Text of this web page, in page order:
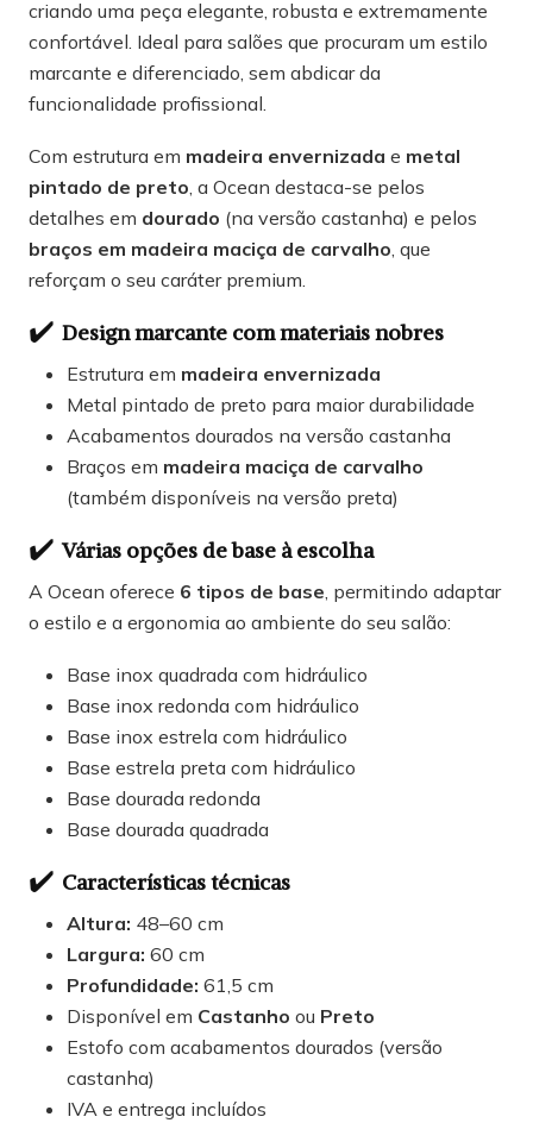
criando uma peça elegante, robusta e extremamente
confortável. Ideal para salões que procuram um estilo
marcante e diferenciado, sem abdicar da
funcionalidade profissional.
Com estrutura em madeira envernizada e metal
pintado de preto, a Ocean destaca-se pelos
detalhes em dourado (na versão castanha) e pelos
braços em madeira maciça de carvalho, que
reforçam o seu caráter premium.
✔️ Design marcante com materiais nobres
Estrutura em madeira envernizada
Metal pintado de preto para maior durabilidade
Acabamentos dourados na versão castanha
Braços em madeira maciça de carvalho
(também disponíveis na versão preta)
✔️Várias opções de base à escolha
A Ocean oferece 6 tipos de base, permitindo adaptar
o estilo e a ergonomia ao ambiente do seu salão:
Base inox quadrada com hidráulico
Base inox redonda com hidráulico
Base inox estrela com hidráulico
Base estrela preta com hidráulico
Base dourada redonda
Base dourada quadrada
✔️ Características técnicas
Altura: 48–60 cm
Largura: 60 cm
Profundidade: 61,5 cm
Disponível em Castanho ou Preto
Estofo com acabamentos dourados (versão
castanha)
IVA e entrega incluídos